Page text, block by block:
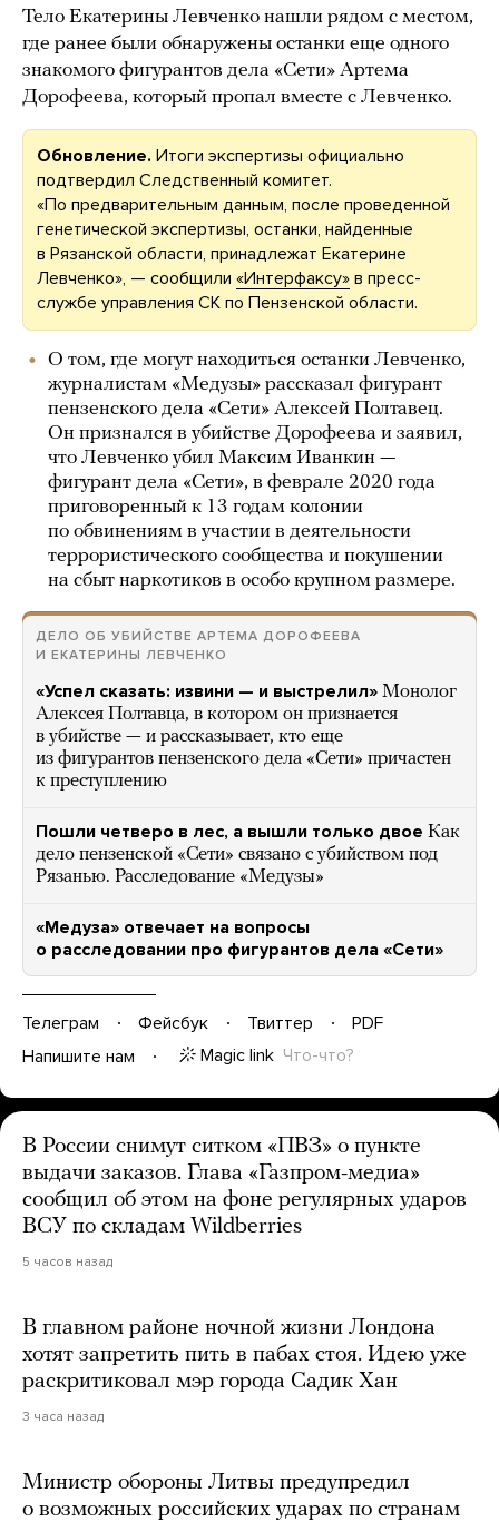
Тело Екатерины Левченко нашли рядом с местом,
где ранее были обнаружены останки еще одного
знакомого фигурантов дела «Сети» Артема
Дорофеева, который пропал вместе с Левченко.
Обновление. Итоги экспертизы официально
подтвердил Следственный комитет.
«По предварительным данным, после проведенной
генетической экспертизы, останки, найденные
в Рязанской области, принадлежат Екатерине
Левченко», — сообщили «Интерфаксу» в пресс-
службе управления СК по Пензенской области.
О том, где могут находиться останки Левченко,
журналистам «Медузы» рассказал фигурант
пензенского дела «Сети» Алексей Полтавец.
Он признался в убийстве Дорофеева и заявил,
что Левченко убил Максим Иванкин —
фигурант дела «Сети», в феврале 2020 года
приговоренный к 13 годам колонии
по обвинениям в участии в деятельности
террористического сообщества и покушении
на сбыт наркотиков в особо крупном размере.
ДЕЛО ОБ УБИЙСТВЕ АРТЕМА ДОРОФЕЕВА
И ЕКАТЕРИНЫ ЛЕВЧЕНКО
«Успел сказать: извини — и выстрелил» Монолог
Алексея Полтавца, в котором он признается
в убийстве — и рассказывает, кто еще
из фигурантов пензенского дела «Сети» причастен
к преступлению
Пошли четверо в лес, а вышли только двое Как
дело пензенской «Сети» связано с убийством под
Рязанью. Расследование «Медузы»
«Медуза» отвечает на вопросы
о расследовании про фигурантов дела «Сети»
Телеграм Фейсбук Твиттер
PDF
Напишите нам
Magic link Что-что?
В России снимут ситком «ПВЗ» о пункте
выдачи заказов. Глава «Газпром-медиа»
сообщил об этом на фоне регулярных ударов
ВСУ по складам Wildberries
5 часов назад
В главном районе ночной жизни Лондона
хотят запретить пить в пабах стоя. Идею уже
раскритиковал мэр города Садик Хан
3 часа назад
Министр обороны Литвы предупредил
о возможных российских ударах по странам